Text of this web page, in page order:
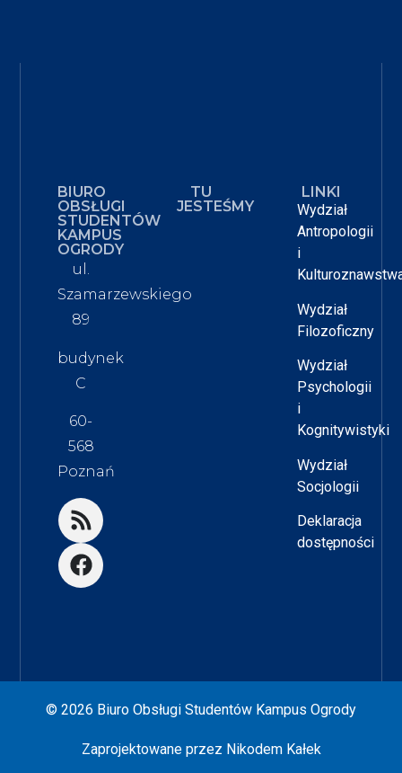
BIURO
OBSŁUGI
STUDENTÓW
KAMPUS
OGRODY
ul.
Szamarzewskiego
89
budynek
C
60-
568
Poznań
TU
JESTEŚMY
LINKI
Wydział
Antropologii
i
Wydział
Filozoficzny
Wydział
Psychologii
i
Kognitywistyki
Wydział
Socjologii
Deklaracja
dostępności
© 2026 Biuro Obsługi Studentów Kampus Ogrody
Zaprojektowane przez Nikodem Kałek